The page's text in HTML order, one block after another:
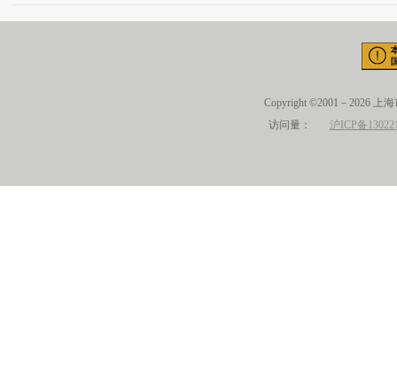
Copyright ©2001－2026 上
访问量： 沪ICP备